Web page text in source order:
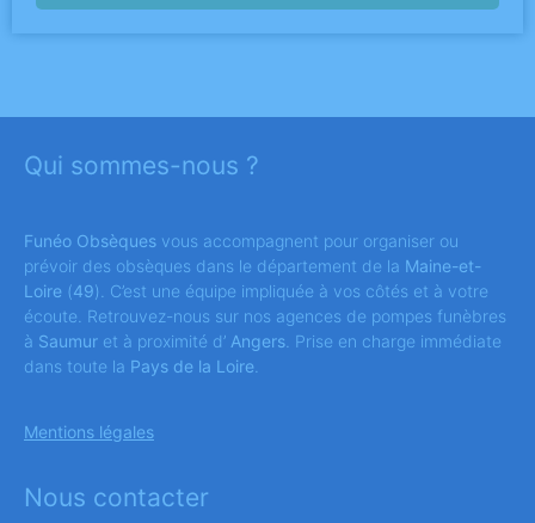
Qui sommes-nous ?
Funéo Obsèques vous accompagnent pour organiser ou
prévoir des obsèques dans le département de la Maine-et-
Loire (49). C’est une équipe impliquée à vos côtés et à votre
écoute. Retrouvez-nous sur nos agences de pompes funèbres
à Saumur et à proximité d’ Angers . Prise en charge immédiate
dans toute la Pays de la Loire
Mentions légales
Nous contacter